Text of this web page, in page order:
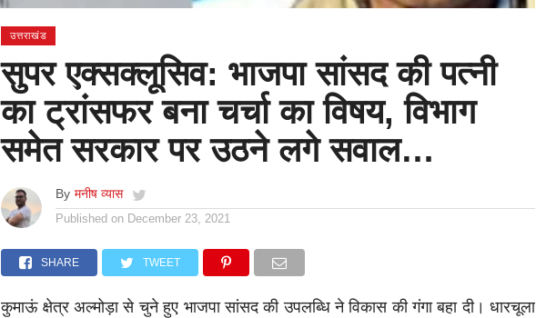
उत्तराखंड
सुपर एक्सक्लूसिव: भाजपा सांसद की पत्नी
का ट्रांसफर बना चर्चा का विषय, विभाग
समेत सरकार पर उठने लगे सवाल…
By मनीष व्यास
Published on December 23, 2021
SHARE TWEET
कुमाऊं क्षेत्र अल्मोड़ा से चुने हुए भाजपा सांसद की उपलब्धि ने विकास की गंगा बहा दी। धारचूला